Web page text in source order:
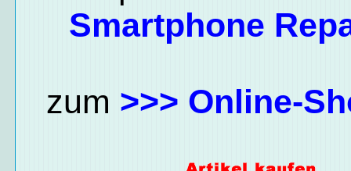
Smartphone
zum >>> Online-